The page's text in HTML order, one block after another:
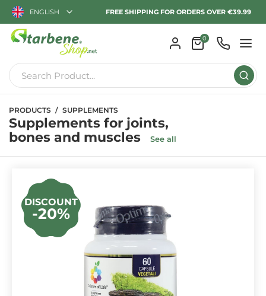
ENGLISH FREE SHIPPING FOR ORDERS OVER €39.99
0
PRODUCTS SUPPLEMENTS
Supplements for joints,
bones and muscles
See all
DISCOUNT
-20%